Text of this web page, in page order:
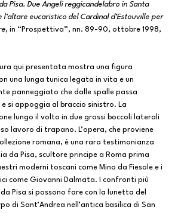
Pisa. Due Angeli reggicandelabro in Santa
l’altare eucaristico del Cardinal d’Estouville per
, in “Prospettiva”, nn. 89-90, ottobre 1998,
qui presentata mostra una figura
una lunga tunica legata in vita e un
panneggiato che dalle spalle passa
si appoggia al braccio sinistro. La
lungo il volto in due grossi boccoli laterali
lavoro di trapano. L’opera, che proviene
romana, è una rara testimonianza
da Pisa, scultore principe a Roma prima
moderni toscani come Mino da Fiesole e i
come Giovanni Dalmata. I confronti più
Pisa si possono fare con la lunetta del
di Sant’Andrea nell’antica basilica di San